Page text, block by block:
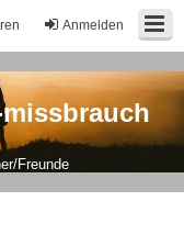
Anmelden
Freunde